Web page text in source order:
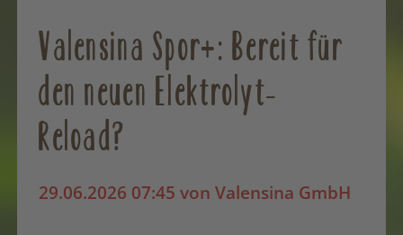
Valensina Spor+: Bereit für
den neuen Elektrolyt-
Reload?
29.06.2026 07:45 von Valensina GmbH